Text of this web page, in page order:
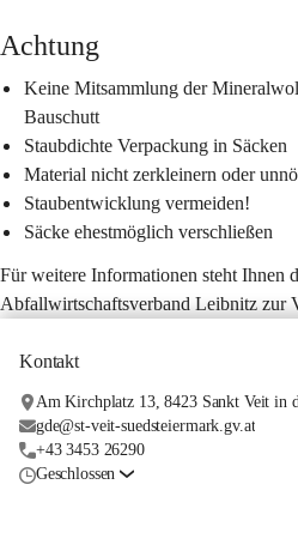
Achtung
Keine Mitsammlung der
Bauschutt
Staubdichte Verpackung in Säcken
Material nicht zerkleinern oder
Staubentwicklung vermeiden!
Säcke ehestmöglich verschließen
Für weitere Informationen steht Ihnen
Abfallwirtschaftsverband Leibnitz zur
Kontakt
Am Kirchplatz 13, 8423 Sankt Veit in
gde@st-veit-suedsteiermark.gv.at
+43 3453 26290
Geschlossen